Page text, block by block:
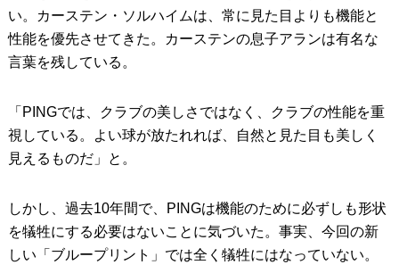
い。カーステン・ソルハイムは、常に見た目よりも機能と
性能を優先させてきた。カーステンの息子アランは有名な
言葉を残している。
「PINGでは、クラブの美しさではなく、クラブの性能を重
視している。よい球が放たれれば、自然と見た目も美しく
見えるものだ」と。
しかし、過去10年間で、PINGは機能のために必ずしも形状
を犠牲にする必要はないことに気づいた。事実、今回の新
しい「ブループリント」では全く犠牲にはなっていない。